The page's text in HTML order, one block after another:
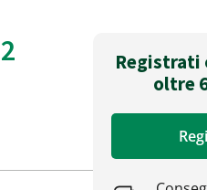
Registrati
oltre